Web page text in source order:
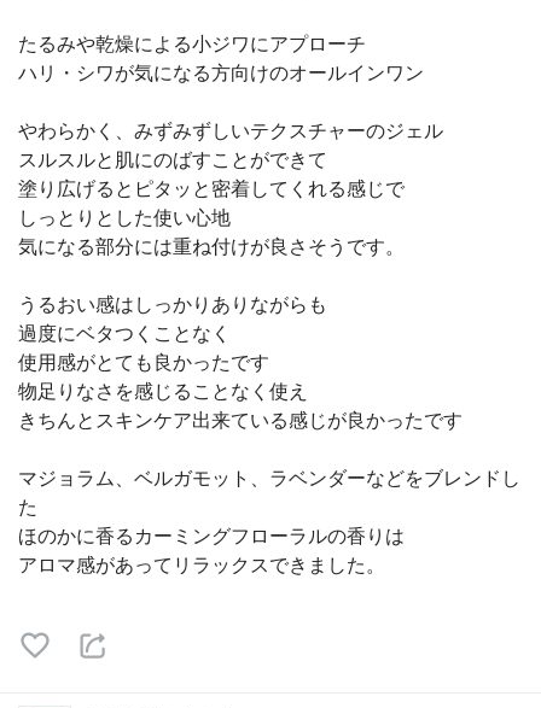
たるみや乾燥による小ジワにアプローチ
ハリ・シワが気になる方向けのオールインワン
やわらかく、みずみずしいテクスチャーのジェル
スルスルと肌にのばすことができて
塗り広げるとピタッと密着してくれる感じで
しっとりとした使い心地
気になる部分には重ね付けが良さそうです。
うるおい感はしっかりありながらも
過度にベタつくことなく
使用感がとても良かったです
物足りなさを感じることなく使え
きちんとスキンケア出来ている感じが良かったです
マジョラム、ベルガモット、ラベンダーなどをブレンドし
た
ほのかに香るカーミングフローラルの香りは
アロマ感があってリラックスできました。